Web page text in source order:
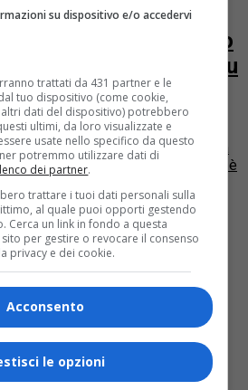
diagnosticare in
la Pet: lo dimostra uno
pubblicato su
di Sla grazie all’iniziativa
arriva una buona notizia dalla
e torinese in particolare. Infatti, è
su dispositivo e/o accedervi
trattati da 431 partner e le
tuo dispositivo (come cookie,
dati del dispositivo) potrebbero
ultimi, da loro visualizzate e
usate nello specifico da questo
potremmo utilizzare dati di
dei partner.
trattare i tuoi dati personali sulla
al quale puoi opporti gestendo
Cerca un link in fondo a questa
per gestire o revocare il consenso
privacy e dei cookie.
Acconsento
le opzioni